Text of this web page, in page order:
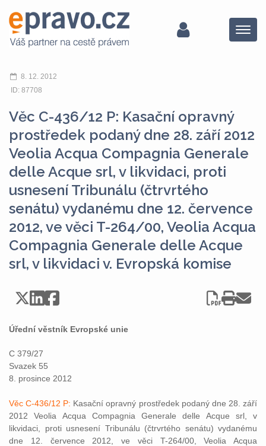
Menu
8. 12. 2012
ID: 87708
Věc C-436/12 P: Kasační opravný
prostředek podaný dne 28. září 2012
Veolia Acqua Compagnia Generale
delle Acque srl, v likvidaci, proti
usnesení Tribunálu (čtrvrtého
senátu) vydanému dne 12. července
2012, ve věci T-264/00, Veolia Acqua
Compagnia Generale delle Acque
srl, v likvidaci v. Evropská komise
Úřední věstník Evropské unie
C 379/27
Svazek 55
8. prosince 2012
Věc C-436/12 P: Kasační opravný prostředek podaný dne 28. září
2012 Veolia Acqua Compagnia Generale delle Acque srl, v
likvidaci, proti usnesení Tribunálu (čtrvrtého senátu) vydanému
dne 12. července 2012, ve věci T-264/00, Veolia Acqua